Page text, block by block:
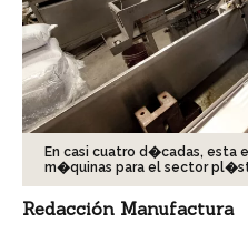
En casi cuatro d�cadas, esta
m�quinas para el sector
Redacción Manufactura